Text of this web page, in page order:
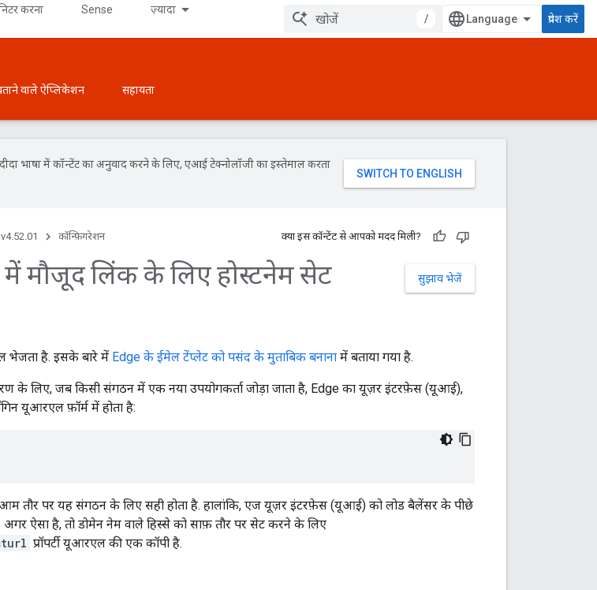
करना Sense ज़्यादा
/ प्रवेश करें
वाले ऐप्लिकेशन सहायता
भाषा में कॉन्टेंट का अनुवाद करने के लिए, एआई टेक्नोलॉजी का इस्तेमाल करता
v4.52.01 कॉन्फ़िगरेशन क्या इस कॉन्टेंट से आपको मदद मिली?
सुझाव भेजें
मौजूद लिंक के लिए होस्टनेम सेट
है. इसके बारे में Edge के ईमेल टेंप्लेट को पसंद के मुताबिक बनाना में बताया गया है.
के लिए, जब किसी संगठन में एक नया उपयोगकर्ता जोड़ा जाता है, Edge का यूज़र इंटरफ़ेस (यूआई),
यूआरएल फ़ॉर्म में होता है:
तौर पर यह संगठन के लिए सही होता है. हालांकि, एज यूज़र इंटरफ़ेस (यूआई) को लोड बैलेंसर के पीछे
ऐसा है, तो डोमेन नेम वाले हिस्से को साफ़ तौर पर सेट करने के लिए
प्रॉपर्टी यूआरएल की एक कॉपी है.